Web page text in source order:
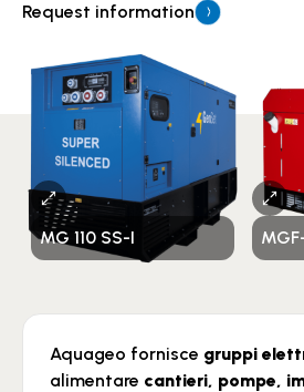
Request information
MG 110 SS-I
Aquageo fornisce gruppi
alimentare cantieri, pompe,